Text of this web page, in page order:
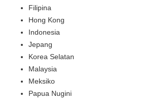
Filipina
Hong Kong
Indonesia
Jepang
Korea Selatan
Malaysia
Meksiko
Papua Nugini